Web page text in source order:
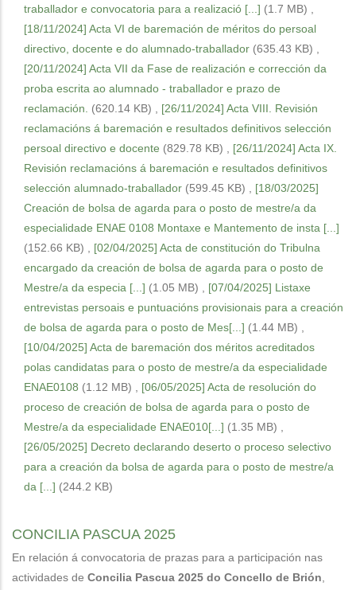
traballador e convocatoria para a realizació [...] (1.7 MB)
[18/11/2024] Acta VI de baremación de méritos do persoal
directivo, docente e do alumnado-traballador (635.43 KB)
[20/11/2024] Acta VII da Fase de realización e corrección da
proba escrita ao alumnado - traballador e prazo de
reclamación.
(620.14 KB)
[26/11/2024] Acta VIII. Revisión
reclamacións á baremación e resultados definitivos selección
persoal directivo e docente (829.78 KB)
[26/11/2024] Acta IX.
Revisión reclamacións á baremación e resultados definitivos
selección alumnado-traballador (599.45 KB)
[18/03/2025]
Creación de bolsa de agarda para o posto de mestre/a da
especialidade ENAE 0108 Montaxe e Mantemento de insta [...]
(152.66 KB)
[02/04/2025] Acta de constitución do Tribulna
encargado da creación de bolsa de agarda para o posto de
Mestre/a da especia [...] (1.05 MB)
[07/04/2025] Listaxe
entrevistas persoais e puntuacións provisionais para a creación
de bolsa de agarda para o posto de Mes[...] (1.44 MB)
[10/04/2025] Acta de baremación dos méritos acreditados
polas candidatas para o posto de mestre/a da especialidade
ENAE0108 (1.12 MB)
[06/05/2025] Acta de resolución do
proceso de creación de bolsa de agarda para o posto de
Mestre/a da especialidade ENAE010[...] (1.35 MB)
[26/05/2025] Decreto declarando deserto o proceso selectivo
para a creación da bolsa de agarda para o posto de mestre/a
da [...] (244.2 KB)
CONCILIA PASCUA 2025
En relación á convocatoria de prazas para a participación nas
actividades de Concilia Pascua 2025 do Concello de Brión